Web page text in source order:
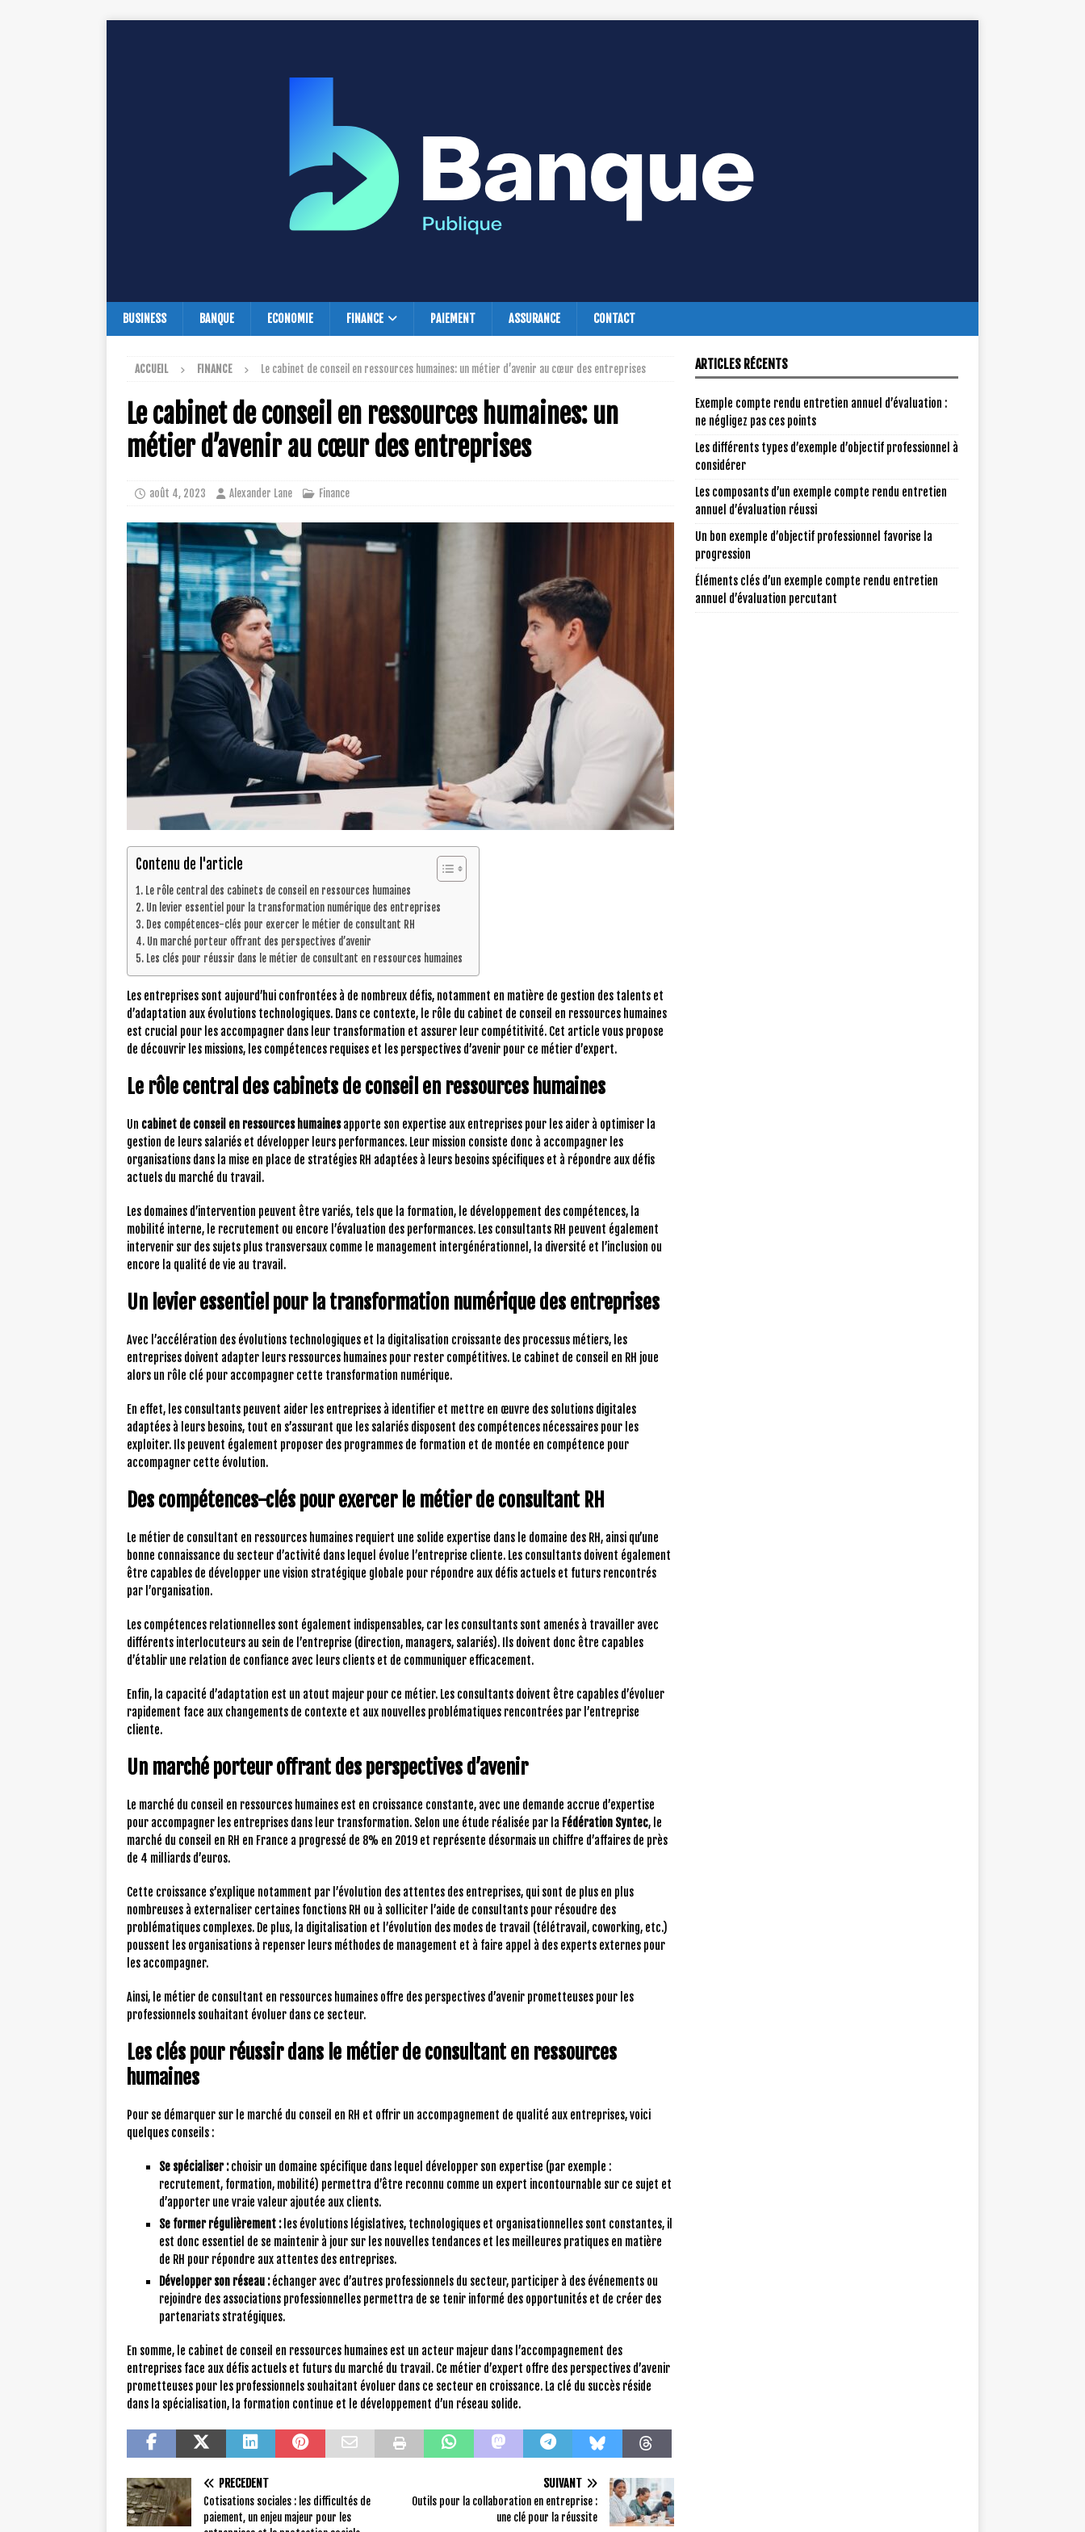
BUSINESS BANQUE ECONOMIE FINANCE PAIEMENT ASSURANCE CONTACT
ACCUEIL FINANCE Le cabinet de conseil en ressources humaines: un métier d’avenir au cœur des entreprises
Le cabinet de conseil en ressources humaines: un
métier d’avenir au cœur des entreprises
août 4, 2023 Alexander Lane Finance
Contenu de l'article
Le rôle central des cabinets de conseil en ressources humaines
Un levier essentiel pour la transformation numérique des entreprises
Des compétences-clés pour exercer le métier de consultant RH
Un marché porteur offrant des perspectives d’avenir
Les clés pour réussir dans le métier de consultant en ressources humaines
Les entreprises sont aujourd’hui confrontées à de nombreux défis, notamment en matière de gestion des talents et
d’adaptation aux évolutions technologiques. Dans ce contexte, le rôle du cabinet de conseil en ressources humaines
est crucial pour les accompagner dans leur transformation et assurer leur compétitivité. Cet article vous propose
de découvrir les missions, les compétences requises et les perspectives d’avenir pour ce métier d’expert.
Le rôle central des cabinets de conseil en ressources humaines
Un cabinet de conseil en ressources humainesapporte son expertise aux entreprises pour les aider à optimiser la
gestion de leurs salariés et développer leurs performances. Leur mission consiste donc à accompagner les
organisations dans la mise en place de stratégies RH adaptées à leurs besoins spécifiques et à répondre aux défis
actuels du marché du travail.
Les domaines d’intervention peuvent être variés, tels que la formation, le développement des compétences, la
mobilité interne, le recrutement ou encore l’évaluation des performances. Les consultants RH peuvent également
intervenir sur des sujets plus transversaux comme le management intergénérationnel, la diversité et l’inclusion ou
encore la qualité de vie au travail.
Un levier essentiel pour la transformation numérique des entreprises
Avec l’accélération des évolutions technologiques et la digitalisation croissante des processus métiers, les
entreprises doivent adapter leurs ressources humaines pour rester compétitives. Le cabinet de conseil en RH joue
alors un rôle clé pour accompagner cette transformation numérique.
En effet, les consultants peuvent aider les entreprises à identifier et mettre en œuvre des solutions digitales
adaptées à leurs besoins, tout en s’assurant que les salariés disposent des compétences nécessaires pour les
exploiter. Ils peuvent également proposer des programmes de formation et de montée en compétence pour
accompagner cette évolution.
Des compétences-clés pour exercer le métier de consultant RH
Le métier de consultant en ressources humaines requiert une solide expertise dans le domaine des RH, ainsi qu’une
bonne connaissance du secteur d’activité dans lequel évolue l’entreprise cliente. Les consultants doivent également
être capables de développer une vision stratégique globale pour répondre aux défis actuels et futurs rencontrés
par l’organisation.
Les compétences relationnelles sont également indispensables, car les consultants sont amenés à travailler avec
différents interlocuteurs au sein de l’entreprise (direction, managers, salariés). Ils doivent donc être capables
d’établir une relation de confiance avec leurs clients et de communiquer efficacement.
Enfin, la capacité d’adaptation est un atout majeur pour ce métier. Les consultants doivent être capables d’évoluer
rapidement face aux changements de contexte et aux nouvelles problématiques rencontrées par l’entreprise
cliente.
Un marché porteur offrant des perspectives d’avenir
Le marché du conseil en ressources humaines est en croissance constante, avec une demande accrue d’expertise
pour accompagner les entreprises dans leur transformation. Selon une étude réalisée par la Fédération Syntec, le
marché du conseil en RH en France a progressé de 8% en 2019 et représente désormais un chiffre d’affaires de près
de 4 milliards d’euros.
Cette croissance s’explique notamment par l’évolution des attentes des entreprises, qui sont de plus en plus
nombreuses à externaliser certaines fonctions RH ou à solliciter l’aide de consultants pour résoudre des
problématiques complexes. De plus, la digitalisation et l’évolution des modes de travail (télétravail, coworking, etc.)
poussent les organisations à repenser leurs méthodes de management et à faire appel à des experts externes pour
les accompagner.
Ainsi, le métier de consultant en ressources humaines offre des perspectives d’avenir prometteuses pour les
professionnels souhaitant évoluer dans ce secteur.
Les clés pour réussir dans le métier de consultant en ressources
humaines
Pour se démarquer sur le marché du conseil en RH et offrir un accompagnement de qualité aux entreprises, voici
quelques conseils :
Se spécialiser :choisir un domaine spécifique dans lequel développer son expertise (par exemple :
recrutement, formation, mobilité) permettra d’être reconnu comme un expert incontournable sur ce sujet et
d’apporter une vraie valeur ajoutée aux clients.
Se former régulièrement :les évolutions législatives, technologiques et organisationnelles sont constantes, il
est donc essentiel de se maintenir à jour sur les nouvelles tendances et les meilleures pratiques en matière
de RH pour répondre aux attentes des entreprises.
Développer son réseau :échanger avec d’autres professionnels du secteur, participer à des événements ou
rejoindre des associations professionnelles permettra de se tenir informé des opportunités et de créer des
partenariats stratégiques.
En somme, le cabinet de conseil en ressources humaines est un acteur majeur dans l’accompagnement des
entreprises face aux défis actuels et futurs du marché du travail. Ce métier d’expert offre des perspectives d’avenir
prometteuses pour les professionnels souhaitant évoluer dans ce secteur en croissance. La clé du succès réside
dans la spécialisation, la formation continue et le développement d’un réseau solide.
PRÉCÉDENT
Cotisations sociales : les difficultés de
paiement, un enjeu majeur pour les
SUIVANT
Outils pour la collaboration en entreprise :
une clé pour la réussite
ARTICLES RÉCENTS
Exemple compte rendu entretien annuel d’évaluation :
ne négligez pas ces points
Les différents types d’exemple d’objectif professionnel à
considérer
Les composants d’un exemple compte rendu entretien
annuel d’évaluation réussi
Un bon exemple d’objectif professionnel favorise la
progression
Éléments clés d’un exemple compte rendu entretien
annuel d’évaluation percutant